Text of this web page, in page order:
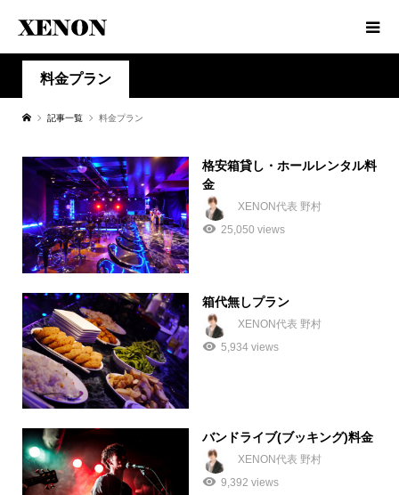
料金プラン
記事一覧 料金プラン
格安箱貸し・ホールレンタル料
金
XENON代表 野村
25,050 views
箱代無しプラン
XENON代表 野村
5,934 views
バンドライブ(ブッキング)料金
XENON代表 野村
9,392 views